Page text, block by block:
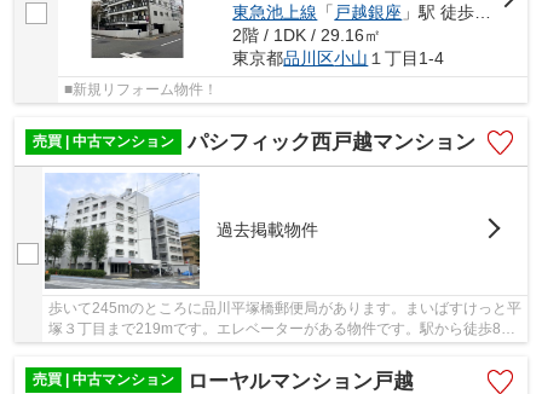
東急池上線 「 戸越銀座 」駅 徒歩15分
2階 / 1DK / 29.16㎡
東京都品川区小山 １丁目1-4
■新規リフォーム物件！
売買 | 中古マンション パシフィック西戸越マンション
過去掲載物件
歩いて245mのところに品川平塚橋郵便局があります。まいばすけっと平
塚３丁目まで219mです。エレベーターがある物件です。駅から徒歩8分
圏内の物件です。不動産の購入を検討しているな...
売買 | 中古マンション
ローヤルマンション戸越